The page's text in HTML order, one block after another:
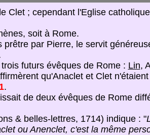
Clet ; cependant l'Eglise
soit à Rome.
prêtre par Pierre, le servit
futurs évêques de Rome : Lin,
qu'Anaclet et Clet
1.
de deux évêques de Rome
& belles-lettres, 1714) indique : "
ou Anenclet, c'est la même